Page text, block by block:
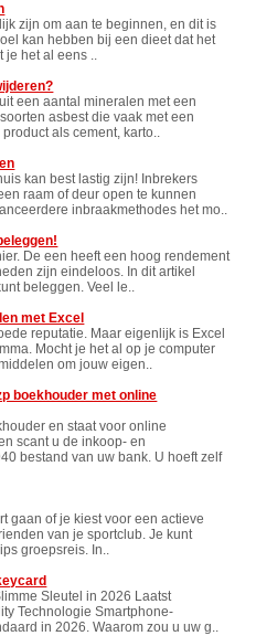
zijn om aan te beginnen, en dit is
kan hebben bij een dieet dat het
je het al eens ..
een aantal mineralen met een
asbest die vaak met een
als cement, karto..
kan best lastig zijn! Inbrekers
raam of deur open te kunnen
inbraakmethodes het mo..
De een heeft een hoog rendement
zijn eindeloos. In dit artikel
beleggen. Veel le..
met Excel
reputatie. Maar eigenlijk is Excel
Mocht je het al op je computer
om jouw eigen..
boekhouder met online
en staat voor online
scant u de inkoop- en
bestand van uw bank. U hoeft zelf
gaan of je kiest voor een actieve
van je sportclub. Je kunt
groepsreis. In..
Sleutel in 2026 Laatst
Technologie Smartphone-
in 2026. Waarom zou u uw g..